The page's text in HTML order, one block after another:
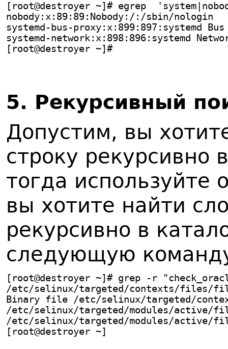
[root@destroyer ~]# egrep
nobody:x:89:89:Nobody:/:/sbin/nologin
systemd-bus-proxy:x:899:897:systemd
systemd-network:x:898:896:systemd
[root@destroyer ~]#
5. Рекурсивный
Допустим, вы
строку рекурсивно
тогда
вы хотите найти
рекурсивно в
следующую
[root@destroyer ~]# grep -r
/etc/selinux/targeted/contexts/files/
Binary file /etc/selinux/targeted/
/etc/selinux/targeted/modules/active/
/etc/selinux/targeted/modules/active/
[root@destroyer ~]